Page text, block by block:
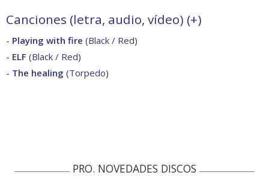
Canciones (letra, audio, vídeo) (+)
- Playing with fire (Black / Red)
- ELF (Black / Red)
- The healing (Torpedo)
PRO. NOVEDADES DISCOS